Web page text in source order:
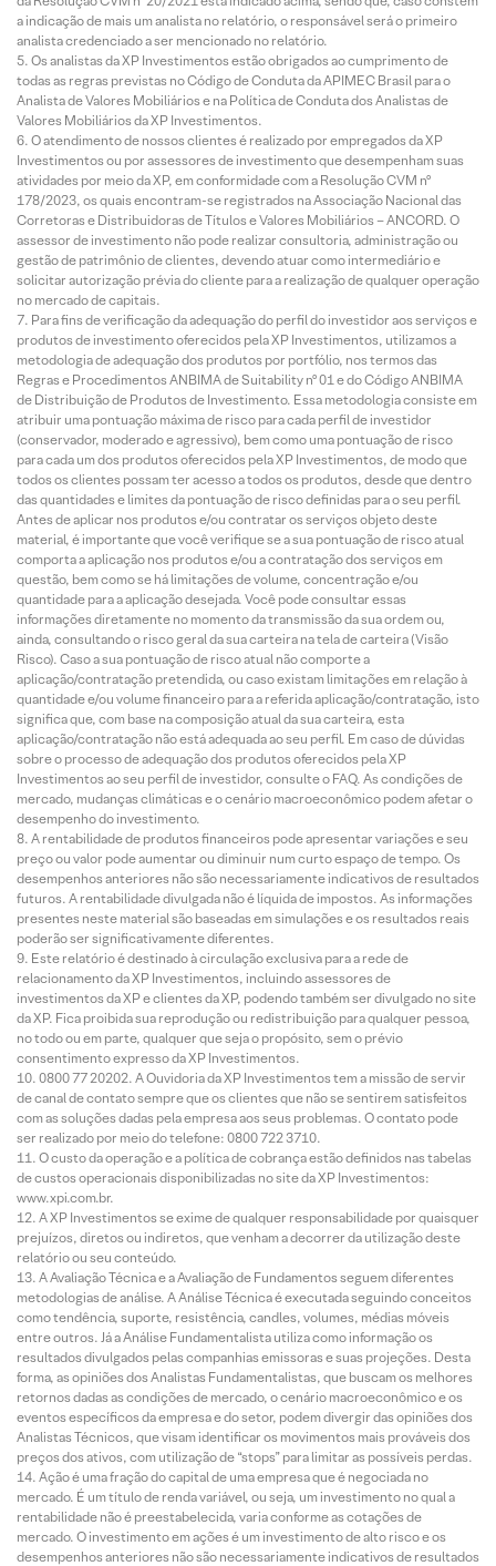
a indicação de mais um analista no relatório, o responsável será o primeiro
analista credenciado a ser mencionado no relatório.
Os analistas da XP Investimentos estão obrigados ao cumprimento de
todas as regras previstas no Código de Conduta da APIMEC Brasil para o
Analista de Valores Mobiliários e na Política de Conduta dos Analistas de
Valores Mobiliários da XP Investimentos.
O atendimento de nossos clientes é realizado por empregados da XP
Investimentos ou por assessores de investimento que desempenham suas
atividades por meio da XP, em conformidade com a Resolução CVM nº
178/2023, os quais encontram-se registrados na Associação Nacional das
Corretoras e Distribuidoras de Títulos e Valores Mobiliários – ANCORD. O
assessor de investimento não pode realizar consultoria, administração ou
gestão de patrimônio de clientes, devendo atuar como intermediário e
solicitar autorização prévia do cliente para a realização de qualquer operação
no mercado de capitais.
Para fins de verificação da adequação do perfil do investidor aos serviços e
produtos de investimento oferecidos pela XP Investimentos, utilizamos a
metodologia de adequação dos produtos por portfólio, nos termos das
Regras e Procedimentos ANBIMA de Suitability nº 01 e do Código ANBIMA
de Distribuição de Produtos de Investimento. Essa metodologia consiste em
atribuir uma pontuação máxima de risco para cada perfil de investidor
(conservador, moderado e agressivo), bem como uma pontuação de risco
para cada um dos produtos oferecidos pela XP Investimentos, de modo que
todos os clientes possam ter acesso a todos os produtos, desde que dentro
das quantidades e limites da pontuação de risco definidas para o seu perfil.
Antes de aplicar nos produtos e/ou contratar os serviços objeto deste
material, é importante que você verifique se a sua pontuação de risco atual
comporta a aplicação nos produtos e/ou a contratação dos serviços em
questão, bem como se há limitações de volume, concentração e/ou
quantidade para a aplicação desejada. Você pode consultar essas
informações diretamente no momento da transmissão da sua ordem ou,
ainda, consultando o risco geral da sua carteira na tela de carteira (Visão
Risco). Caso a sua pontuação de risco atual não comporte a
aplicação/contratação pretendida, ou caso existam limitações em relação à
quantidade e/ou volume financeiro para a referida aplicação/contratação, isto
significa que, com base na composição atual da sua carteira, esta
aplicação/contratação não está adequada ao seu perfil. Em caso de dúvidas
sobre o processo de adequação dos produtos oferecidos pela XP
Investimentos ao seu perfil de investidor, consulte o FAQ. As condições de
mercado, mudanças climáticas e o cenário macroeconômico podem afetar o
desempenho do investimento.
A rentabilidade de produtos financeiros pode apresentar variações e seu
preço ou valor pode aumentar ou diminuir num curto espaço de tempo. Os
desempenhos anteriores não são necessariamente indicativos de resultados
futuros. A rentabilidade divulgada não é líquida de impostos. As informações
presentes neste material são baseadas em simulações e os resultados reais
poderão ser significativamente diferentes.
Este relatório é destinado à circulação exclusiva para a rede de
relacionamento da XP Investimentos, incluindo assessores de
investimentos da XP e clientes da XP, podendo também ser divulgado no site
da XP. Fica proibida sua reprodução ou redistribuição para qualquer pessoa,
no todo ou em parte, qualquer que seja o propósito, sem o prévio
consentimento expresso da XP Investimentos.
0800 77 20202. A Ouvidoria da XP Investimentos tem a missão de servir
de canal de contato sempre que os clientes que não se sentirem satisfeitos
com as soluções dadas pela empresa aos seus problemas. O contato pode
ser realizado por meio do telefone: 0800 722 3710.
O custo da operação e a política de cobrança estão definidos nas tabelas
de custos operacionais disponibilizadas no site da XP Investimentos:
www.xpi.com.br.
A XP Investimentos se exime de qualquer responsabilidade por quaisquer
prejuízos, diretos ou indiretos, que venham a decorrer da utilização deste
relatório ou seu conteúdo.
A Avaliação Técnica e a Avaliação de Fundamentos seguem diferentes
metodologias de análise. A Análise Técnica é executada seguindo conceitos
como tendência, suporte, resistência, candles, volumes, médias móveis
entre outros. Já a Análise Fundamentalista utiliza como informação os
resultados divulgados pelas companhias emissoras e suas projeções. Desta
forma, as opiniões dos Analistas Fundamentalistas, que buscam os melhores
retornos dadas as condições de mercado, o cenário macroeconômico e os
eventos específicos da empresa e do setor, podem divergir das opiniões dos
Analistas Técnicos, que visam identificar os movimentos mais prováveis dos
preços dos ativos, com utilização de “stops” para limitar as possíveis perdas.
Ação é uma fração do capital de uma empresa que é negociada no
mercado. É um título de renda variável, ou seja, um investimento no qual a
rentabilidade não é preestabelecida, varia conforme as cotações de
mercado. O investimento em ações é um investimento de alto risco e os
desempenhos anteriores não são necessariamente indicativos de resultados